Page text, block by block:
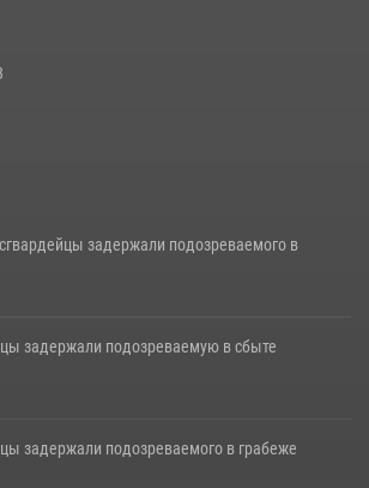
в краже
задержали подозреваемого в
задержали подозреваемую в сбыте
задержали подозреваемого в грабеже